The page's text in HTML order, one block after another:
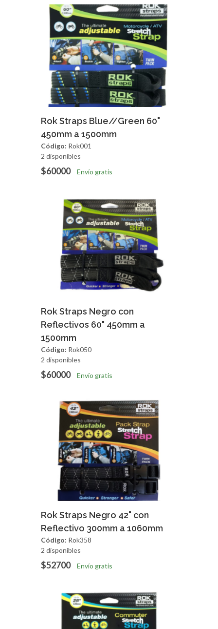
Agregar Vista Rapida
Rok Straps Blue//Green 60"
450mm a 1500mm
Código: Rok001
2 disponibles
$60000 Envío gratis
Agregar Vista Rapida
Rok Straps Negro con
Reflectivos 60" 450mm a
1500mm
Código: Rok050
2 disponibles
$60000 Envío gratis
Agregar Vista Rapida
Rok Straps Negro 42" con
Reflectivo 300mm a 1060mm
Código: Rok358
2 disponibles
$52700 Envío gratis